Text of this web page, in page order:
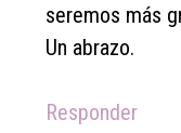
seremos más
Un abrazo.
Responder